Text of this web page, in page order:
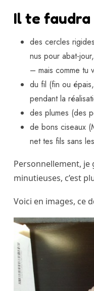
Il te faudra
des cercles
nus pour abat-
– mais comme tu
du fil (fin ou
pendant la
des plumes (des
de bons ciseaux
net tes fils sans
Personnellement, je
minutieuses, c’est
Voici en images, ce